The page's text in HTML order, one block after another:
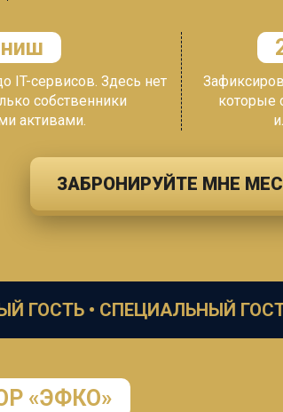
IT-сервисов. Здесь нет
собственники
активами.
которые
ЗАБРОНИРУЙТЕ МНЕ
СПЕЦИАЛЬНЫЙ ГОСТЬ •
«ЭФКО»